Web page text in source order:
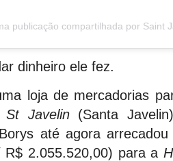
publicação compartilhada por Saint
dinheiro ele fez.
loja de mercadorias
St Javelin (Santa
até agora
R$ 2.055.520,00) para a